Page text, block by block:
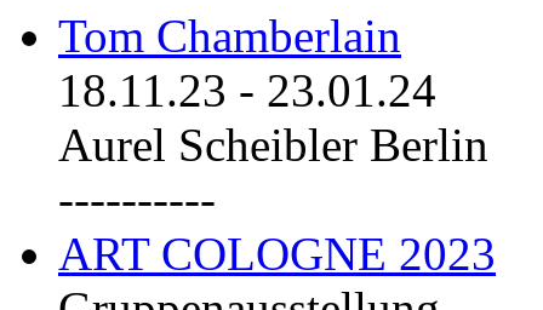
Tom Chamberlain
18.11.23 - 23.01.24
Aurel Scheibler Berlin
----------
ART COLOGNE 2023